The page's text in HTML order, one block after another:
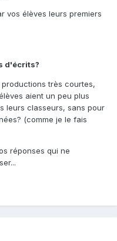
vos élèves leurs premiers
d'écrits?
très courtes,
aient un peu plus
leurs classeurs, sans pour
(comme je le fais
réponses qui ne